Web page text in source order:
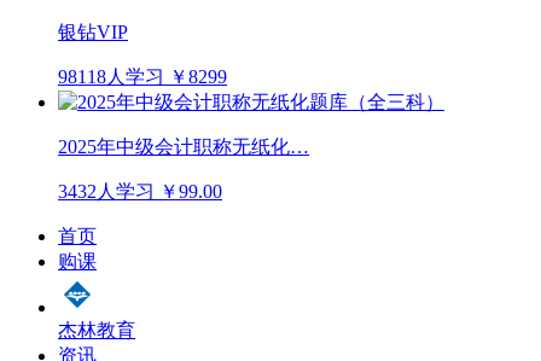
银钻VIP
98118人学习 ￥8299
2025年中级会计职称无纸化…
3432人学习 ￥99.00
首页
购课
杰林教育
资讯